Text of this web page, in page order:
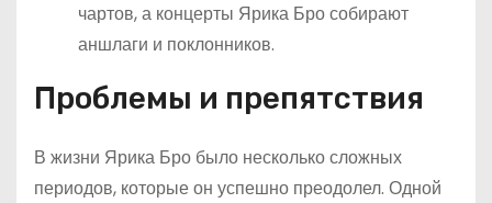
чартов, а концерты Ярика Бро собирают
аншлаги и поклонников.
Проблемы и препятствия
В жизни Ярика Бро было несколько сложных
периодов, которые он успешно преодолел. Одной